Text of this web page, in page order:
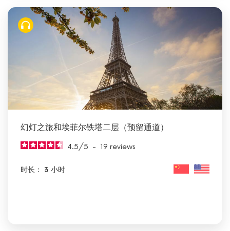
幻灯之旅和埃菲尔铁塔二层（预留通道）
4.5/5 - 19 reviews
时长： 3 小时